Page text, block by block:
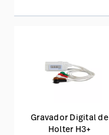
Gravador Digital de
Holter H3+